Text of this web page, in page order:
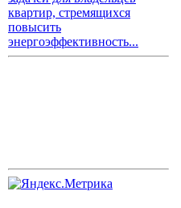
квартир, стремящихся
повысить
энергоэффективность...